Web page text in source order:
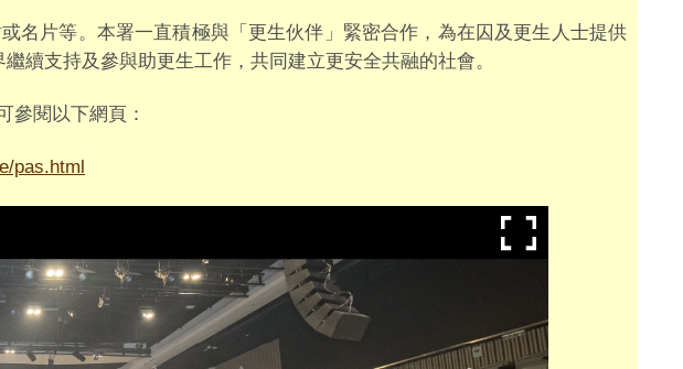
名片等。本署一直積極與「更生伙伴」緊密合作，為在囚及更生人士提供
續支持及參與助更生工作，共同建立更安全共融的社會。
參閱以下網頁：
pas.html